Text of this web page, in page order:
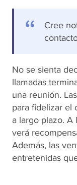
Cree
No se sienta
llamadas
una reunión.
para fidelizar el
a largo plazo. A
verá
Además, las
entretenidas